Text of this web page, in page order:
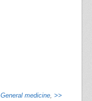
General medicine, >>